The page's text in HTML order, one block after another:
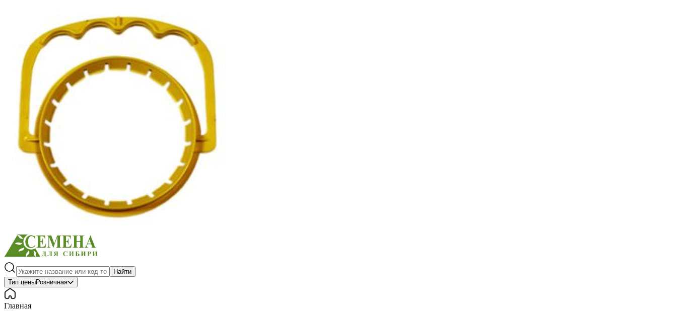
Обратный звонокЗаказать обратный звонок
Каталог
Семена
Грунты
Газонные травы, сидераты
Горшки, рассадники, аксессуары
Посадочный материал
Садовый инструмент, инвентарь
Консервирование
Средства защиты, удобрения, добавки, химия
Обустройство сада, декор
Найти
Тип ценыРозничная
Главная